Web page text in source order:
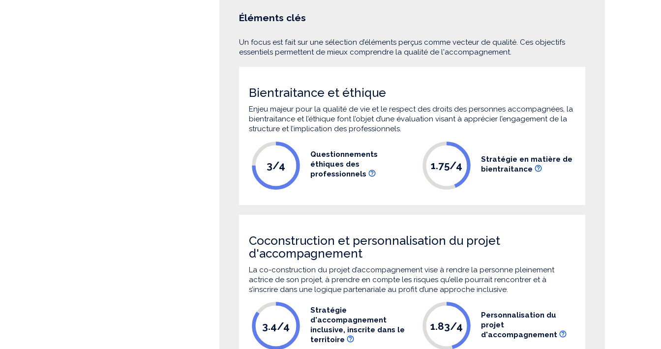
Éléments clés
Un focus est fait sur une sélection d’éléments perçus comme vecteur de qualité. Ces objectifs
essentiels permettent de mieux comprendre la qualité de l'accompagnement.
Bientraitance et éthique
Enjeu majeur pour la qualité de vie et le respect des droits des personnes accompagnées, la
bientraitance et l’éthique font l’objet d’une évaluation visant à apprécier l’engagement de la
structure et l’implication des professionnels.
3/4
Questionnements
éthiques des
professionnels
1.75/4
Stratégie en matière de
bientraitance
Coconstruction et personnalisation du projet
d'accompagnement
La co-construction du projet d’accompagnement vise à rendre la personne pleinement
actrice de son projet, à prendre en compte les risques qu’elle pourrait rencontrer et à
s’inscrire dans une logique partenariale au profit d’une approche inclusive.
3.4/4
Stratégie
d'accompagnement
inclusive, inscrite dans le
territoire
1.83/4
Personnalisation du
projet
d'accompagnement